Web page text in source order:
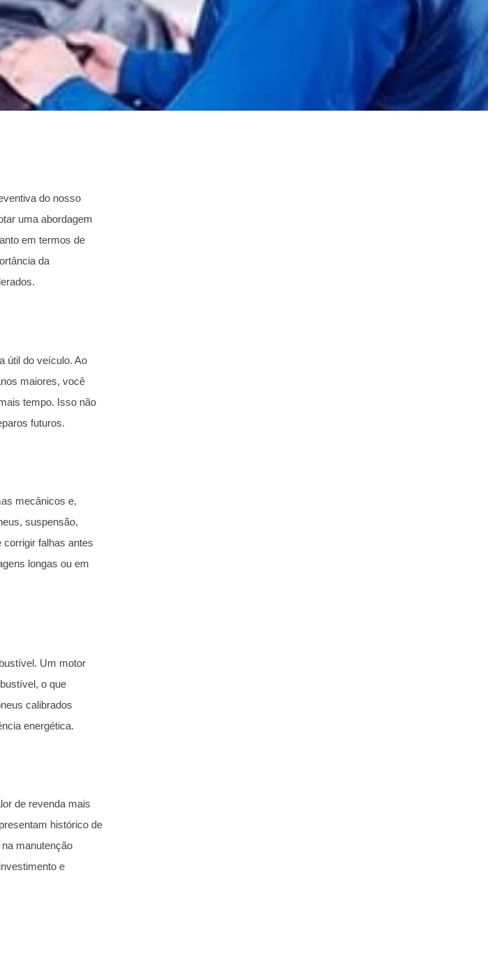
do nosso
uma abordagem
em termos de
da
útil do veículo. Ao
maiores, você
tempo. Isso não
futuros.
mecânicos e,
suspensão,
falhas antes
longas ou em
Um motor
o que
calibrados
energética.
de revenda mais
histórico de
manutenção
e